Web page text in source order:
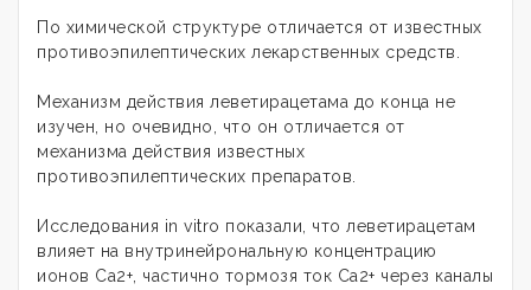
По химической структуре отличается от известных
противоэпилептических лекарственных средств.
Механизм действия леветирацетама до конца не
изучен, но очевидно, что он отличается от
механизма действия известных
противоэпилептических препаратов.
Исследования in vitro показали, что леветирацетам
влияет на внутринейрональную концентрацию
ионов Са2+, частично тормозя ток Са2+ через каналы